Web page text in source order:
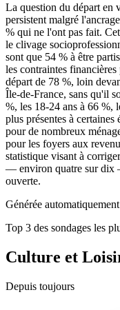
La question du départ en
persistent malgré
% qui ne l'ont pas fait.
le clivage
sont que 54 % à être
les contraintes
départ de 78 %, loin
Île-de-France, sans qu'il
%, les 18-24 ans à 66 %,
plus présentes à
pour de nombreux
pour les foyers aux
statistique visant à
— environ quatre sur dix
ouverte.
Générée
Top 3 des sondages les
Culture et
Depuis toujours